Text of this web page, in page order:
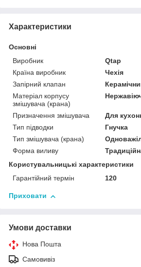
Характеристики
Основні
Виробник
Qtap
Країна виробник
Чехія
Запірний клапан
Матеріал корпусу
змішувача (крана)
Призначення змішувача
Для
Тип підводки
Гнучка
Тип змішувача (крана)
Форма виливу
Користувальницькі характеристики
Гарантійний термін
120
Приховати
Умови доставки
Нова Пошта
Самовивіз